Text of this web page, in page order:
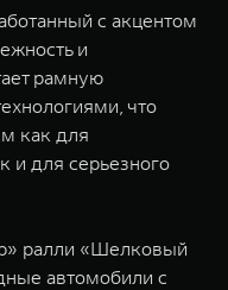
с акцентом
и
рамную
что
как для
и для серьезного
ралли «Шелковый
автомобили с